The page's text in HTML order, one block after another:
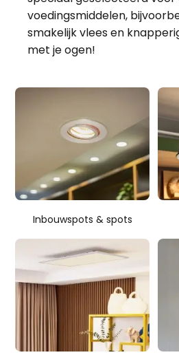
voedingsmiddelen,
smakelijk vlees en
met je ogen!
Inbouwspots & spots